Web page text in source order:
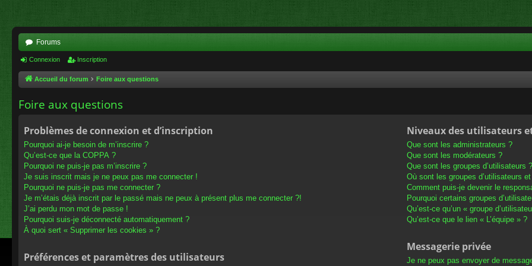
Forums
Connexion Inscription
Accueil du forum Foire aux questions
Foire aux questions
Problèmes de connexion et d’inscription
Pourquoi ai-je besoin de m’inscrire ?
Qu’est-ce que la COPPA ?
Pourquoi ne puis-je pas m’inscrire ?
Je suis inscrit mais je ne peux pas me connecter !
Pourquoi ne puis-je pas me connecter ?
Je m’étais déjà inscrit par le passé mais ne peux à présent plus me connecter ?!
J’ai perdu mon mot de passe !
Pourquoi suis-je déconnecté automatiquement ?
À quoi sert « Supprimer les cookies » ?
Préférences et paramètres des utilisateurs
Niveaux des utilisateurs
Que sont les administrateurs ?
Que sont les modérateurs ?
Que sont les groupes d’utilisateurs ?
Où sont les groupes d’utilisateurs
Comment puis-je devenir le
Pourquoi certains groupes
Qu’est-ce qu’un « groupe
Qu’est-ce que le lien « L’équipe » ?
Messagerie privée
Je ne peux pas envoyer de